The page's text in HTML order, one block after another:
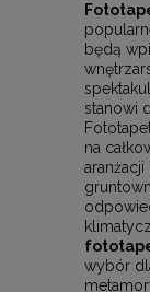
będą
stanowi
na
wybór